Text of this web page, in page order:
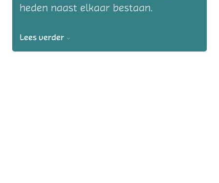
heden naast elkaar bestaan.
Lees verder